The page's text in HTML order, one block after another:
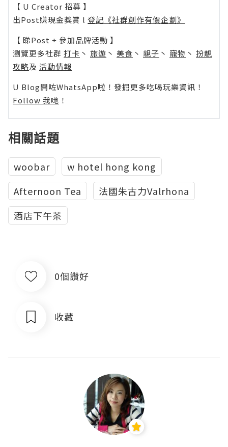
【 U Creator 招募 】
出Post賺現金獎賞 l 登記《社群創作有價企劃》
【 睇Post + 參加品牌活動 】
瀏覽更多社群 打卡 丶 旅遊 丶 美食 丶 親子 丶 寵物 丶 扮靚
攻略及 活動情報
U Blog開咗WhatsApp啦！發掘更多吃喝玩樂資訊！
Follow 我哋 ！
相關話題
woobar
w hotel hong kong
Afternoon Tea
法國朱古力Valrhona
酒店下午茶
0個讚好
收藏